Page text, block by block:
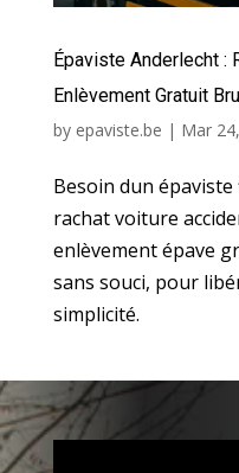
Épaviste Anderlecht :
Enlèvement Gratuit
by epaviste.be | Mar
Besoin dun
rachat voiture
enlèvement épave
sans souci, pour
simplicité.